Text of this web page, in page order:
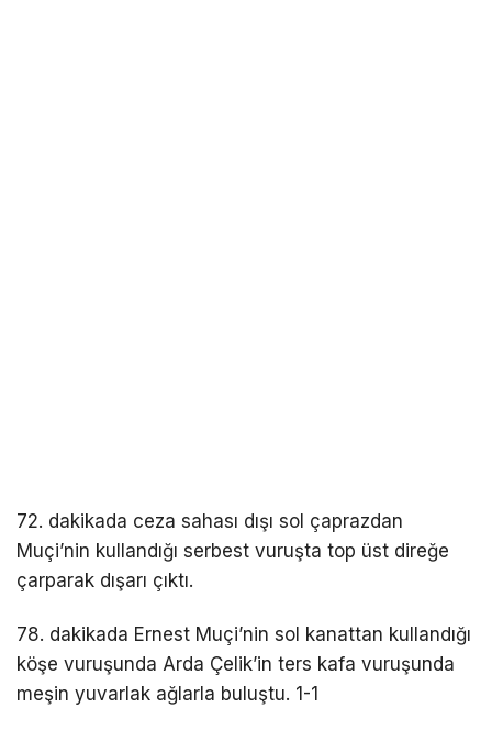
72. dakikada ceza sahası dışı sol çaprazdan
Muçi’nin kullandığı serbest vuruşta top üst direğe
çarparak dışarı çıktı.
78. dakikada Ernest Muçi’nin sol kanattan kullandığı
köşe vuruşunda Arda Çelik’in ters kafa vuruşunda
meşin yuvarlak ağlarla buluştu. 1-1